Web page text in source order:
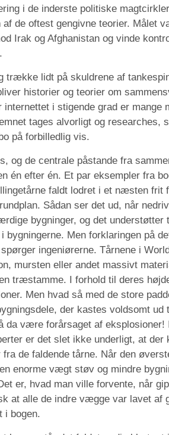
i de inderste politiske
af de oftest gengivne teorier. Målet
Irak og Afghanistan og vinde
trække lidt på skuldrene af
historier og teorier om
internettet i stigende grad er mange
tages alvorligt og researches,
på forbilledlig vis.
og de centrale påstande fra
én efter én. Et par eksempler fra
faldt lodret i et næsten frit
Sådan ser det ud, når
bygninger, og det understøtter
bygningerne. Men forklaringen på
ingeniørerne. Tårnene i
mursten eller andet massivt
træstamme. I forhold til deres
Men hvad så med de store
der kastes voldsomt ud
da være forårsaget af eksplosioner!
er det slet ikke underligt, at der
fra de faldende tårne. Når den
enorme vægt støv og mindre
er, hvad man ville forvente, når
at alle de indre vægge var lavet af
i bogen.